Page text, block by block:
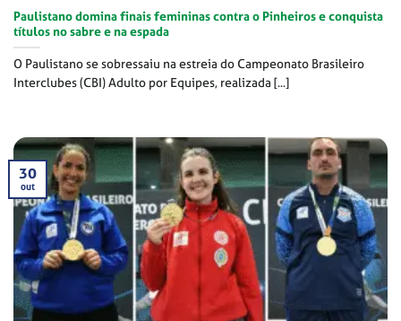
Paulistano domina finais femininas contra o Pinheiros e conquista
títulos no sabre e na espada
O Paulistano se sobressaiu na estreia do Campeonato Brasileiro
Interclubes (CBI) Adulto por Equipes, realizada [...]
30
out